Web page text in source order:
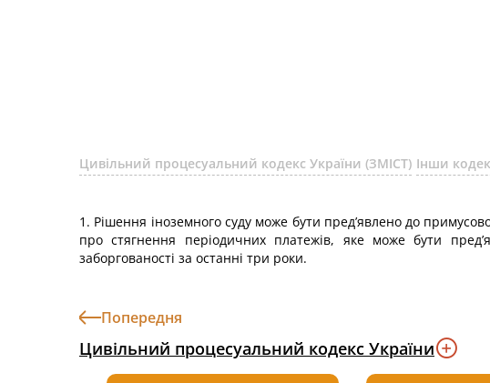
Цивільний процесуальний кодекс України (ЗМІСТ) Інши
1. Рішення іноземного суду може бути пред’явлено до
про стягнення періодичних платежів, яке може бути
заборгованості за останні три роки.
Попередня
Цивільний процесуальний кодекс України